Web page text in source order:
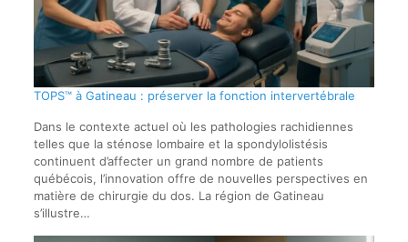
TOPS™ à Gatineau : préserver la fonction intervertébrale
Dans le contexte actuel où les pathologies rachidiennes
telles que la sténose lombaire et la spondylolistésis
continuent d’affecter un grand nombre de patients
québécois, l’innovation offre de nouvelles perspectives en
matière de chirurgie du dos. La région de Gatineau
s’illustre…